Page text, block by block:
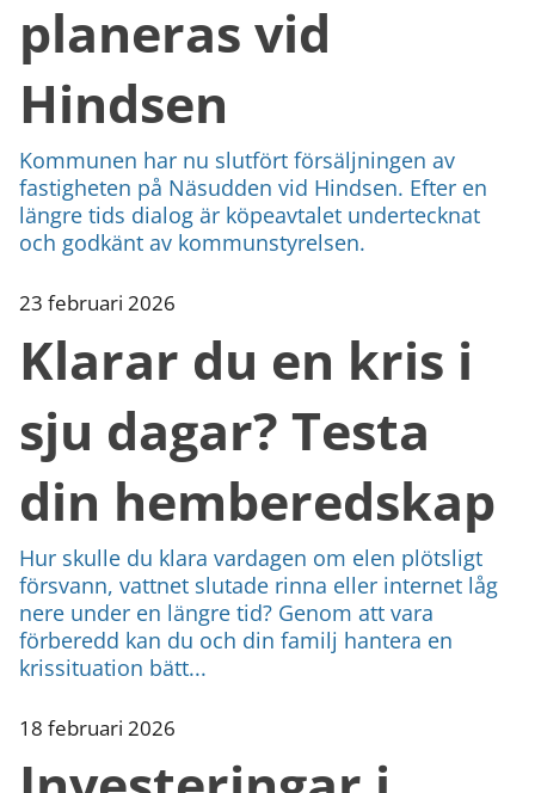
planeras vid
Hindsen
Kommunen har nu slutfört försäljningen av
fastigheten på Näsudden vid Hindsen. Efter en
längre tids dialog är köpeavtalet undertecknat
och godkänt av kommunstyrelsen.
23 februari 2026
Klarar du en kris i
sju dagar? Testa
din hemberedskap
Hur skulle du klara vardagen om elen plötsligt
försvann, vattnet slutade rinna eller internet låg
nere under en längre tid? Genom att vara
förberedd kan du och din familj hantera en
krissituation bätt...
18 februari 2026